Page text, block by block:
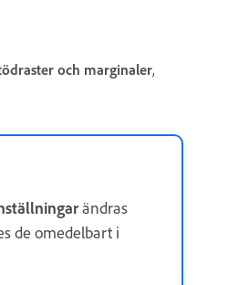
och marginaler,
ändras
de omedelbart i